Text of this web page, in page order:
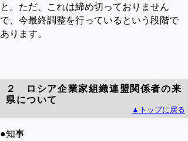
と。ただ、これは締め切っておりません
で、今最終調整を行っているという段階で
あります。
２ ロシア企業家組織連盟関係者の来
県について
▲トップに戻る
●知事